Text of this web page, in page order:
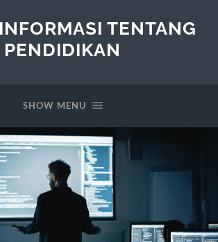
TENTANG
PENDIDIKAN
SHOW MENU